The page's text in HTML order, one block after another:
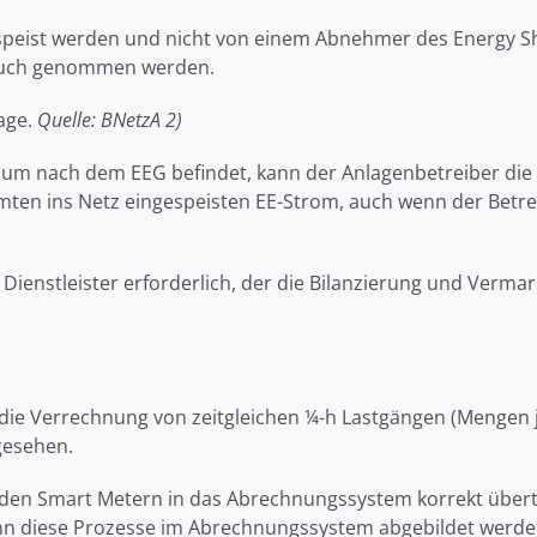
werden und nicht von einem Abnehmer des Energy
genommen werden.
Quelle: BNetzA 2)
nach dem EEG befindet, kann der Anlagenbetreiber die
ins Netz eingespeisten EE-Strom, auch wenn der
erforderlich, der die Bilanzierung und
Verrechnung von zeitgleichen ¼-h Lastgängen
Smart Metern in das Abrechnungssystem korrekt
diese Prozesse im Abrechnungssystem abgebildet